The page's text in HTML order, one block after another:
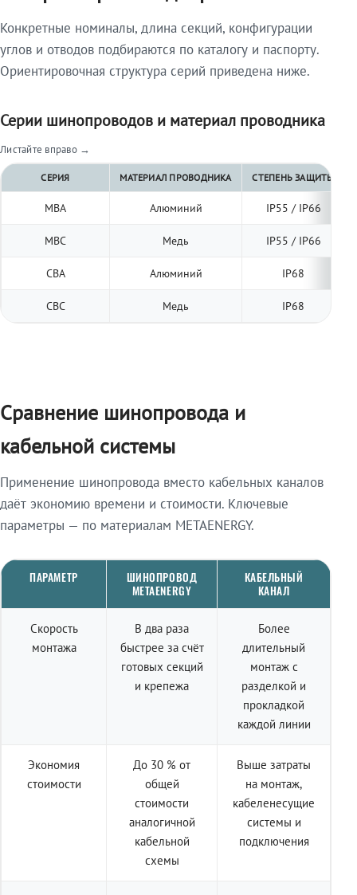
Конкретные номиналы, длина секций, конфигурации
углов и отводов подбираются по каталогу и паспорту.
Ориентировочная структура серий приведена ниже.
Серии шинопроводов и материал проводника
Листайте вправо →
СЕРИЯ МАТЕРИАЛ ПРОВОДНИКА СТЕПЕНЬ ЗАЩИТЫ
МВА Алюминий IP55 / IP66
МВС Медь IP55 / IP66
СВА Алюминий IP68
СВС Медь IP68
Сравнение шинопровода и
кабельной системы
Применение шинопровода вместо кабельных каналов
даёт экономию времени и стоимости. Ключевые
параметры — по материалам METAENERGY.
ПАРАМЕТР
ШИНОПРОВОД
METAENERGY
КАБЕЛЬНЫЙ
КАНАЛ
Скорость
монтажа
В два раза
быстрее за счёт
готовых секций
и крепежа
Более
длительный
монтаж с
разделкой и
прокладкой
каждой линии
Экономия
стоимости
До 30 % от
общей
стоимости
аналогичной
кабельной
схемы
Выше затраты
на монтаж,
кабеленесущие
системы и
подключения